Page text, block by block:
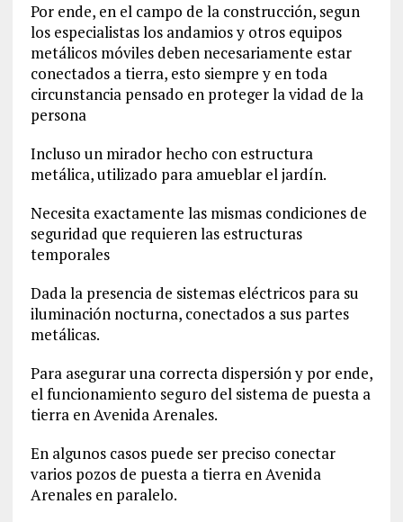
Por ende, en el campo de la construcción, segun
los especialistas los andamios y otros equipos
metálicos móviles deben necesariamente estar
conectados a tierra, esto siempre y en toda
circunstancia pensado en proteger la vidad de la
persona
Incluso un mirador hecho con estructura
metálica, utilizado para amueblar el jardín.
Necesita exactamente las mismas condiciones de
seguridad que requieren las estructuras
temporales
Dada la presencia de sistemas eléctricos para su
iluminación nocturna, conectados a sus partes
metálicas.
Para asegurar una correcta dispersión y por ende,
el funcionamiento seguro del sistema de puesta a
tierra en Avenida Arenales.
En algunos casos puede ser preciso conectar
varios pozos de puesta a tierra en Avenida
Arenales en paralelo.